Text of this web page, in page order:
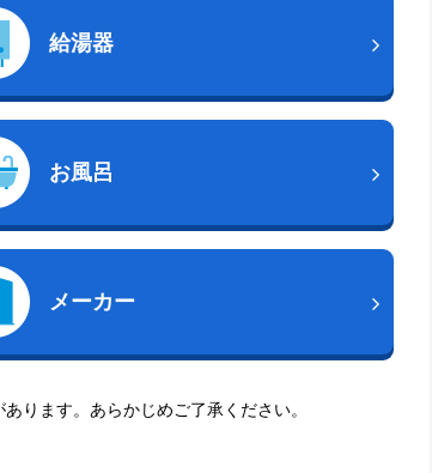
給湯器
お風呂
メーカー
ります。あらかじめご了承ください。